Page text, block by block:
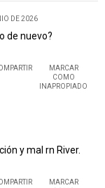
DE 2026
de nuevo?
MARCAR
COMO
INAPROPIADO
y mal rn River.
MARCAR